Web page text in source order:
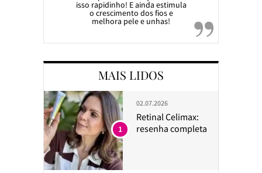
isso rapidinho! E ainda estimula
o crescimento dos fios e
melhora pele e unhas!
MAIS LIDOS
02.07.2026
Retinal Celimax:
resenha completa
1